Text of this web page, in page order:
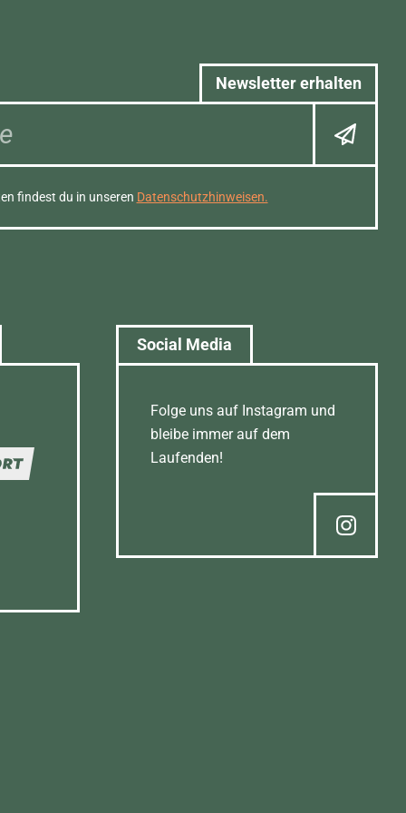
Newsletter erhalten
findest du in unseren Datenschutzhinweisen.
Social Media
Folge uns auf Instagram und
bleibe immer auf dem
Laufenden!